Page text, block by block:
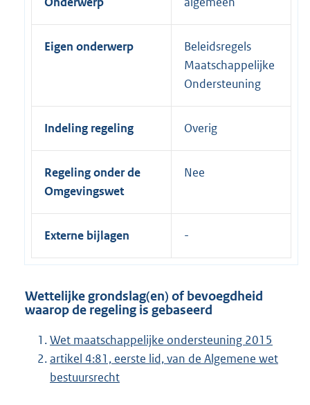
Eigen onderwerp
Beleidsregels
Maatschappelijke
Ondersteuning
Indeling regeling Overig
Regeling onder de
Omgevingswet
Nee
Externe bijlagen
Wettelijke grondslag(en) of bevoegdheid
waarop de regeling is gebaseerd
Wet maatschappelijke ondersteuning 2015
artikel 4:81, eerste lid, van de Algemene wet
bestuursrecht